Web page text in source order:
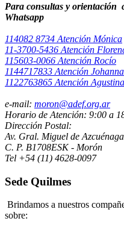
Para consultas y orientación
Whatsapp
114082 8734 Atención Mónica
11-3700-5436 Atención
115603-0066 Atención Rocío
1144717833 Atención Johanna
1122763865 Atención Agustina
e-mail: moron@adef.org.ar
Horario de Atención: 9:00 a
Dirección Postal:
Av. Gral. Miguel de
C. P. B1708ESK - Morón
Tel +54 (11) 4628-0097
Sede Quilmes
Brindamos a nuestros
sobre: